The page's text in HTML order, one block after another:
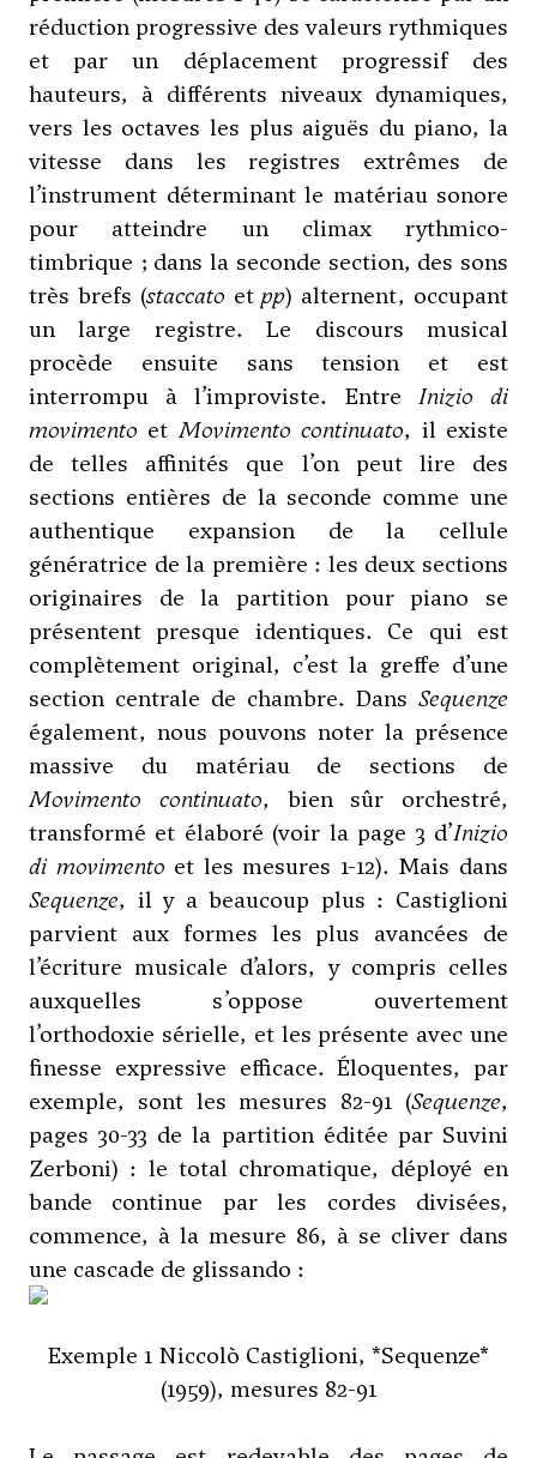
réduction progressive des valeurs rythmiques
et par un déplacement progressif des
hauteurs, à différents niveaux dynamiques,
vers les octaves les plus aiguës du piano, la
vitesse dans les registres extrêmes de
l’instrument déterminant le matériau sonore
pour atteindre un climax rythmico-
timbrique ; dans la seconde section, des sons
très brefs (staccato etpp) alternent, occupant
un large registre. Le discours musical
procède ensuite sans tension et est
interrompu à l’improviste. Entre Inizio di
movimento etMovimento continuato, il existe
de telles affinités que l’on peut lire des
sections entières de la seconde comme une
authentique expansion de la cellule
génératrice de la première : les deux sections
originaires de la partition pour piano se
présentent presque identiques. Ce qui est
complètement original, c’est la greffe d’une
section centrale de chambre. Dans Sequenze
également, nous pouvons noter la présence
massive du matériau de sections de
Movimento continuato, bien sûr orchestré,
transformé et élaboré (voir la page 3 d’Inizio
di movimento et les mesures 1-12). Mais dans
Sequenze, il y a beaucoup plus : Castiglioni
parvient aux formes les plus avancées de
l’écriture musicale d’alors, y compris celles
auxquelles s’oppose ouvertement
l’orthodoxie sérielle, et les présente avec une
finesse expressive efficace. Éloquentes, par
exemple, sont les mesures 82-91 (Sequenze,
pages 30-33 de la partition éditée par Suvini
Zerboni) : le total chromatique, déployé en
bande continue par les cordes divisées,
commence, à la mesure 86, à se cliver dans
une cascade de glissando :
Exemple 1 Niccolò Castiglioni, *Sequenze*
(1959), mesures 82-91